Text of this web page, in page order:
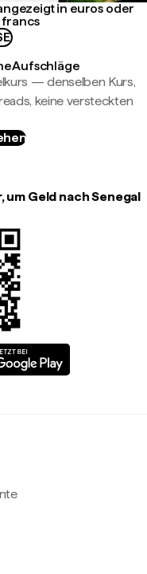
in euros oder
francs
Aufschläge
— denselben Kurs,
keine versteckten
um Geld nach Senegal